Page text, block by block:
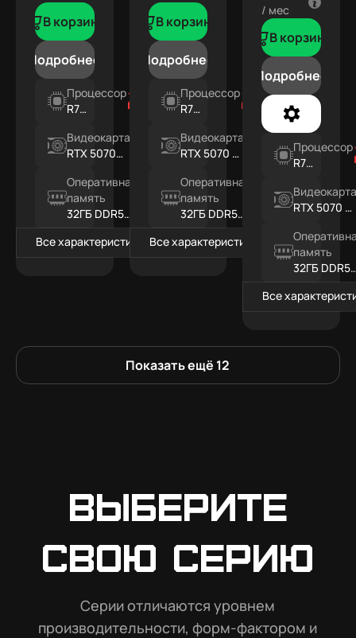
Показать ещё 12
В корзину
Подробнее
Процессор
R7
Видеокарта
RTX 5070
Оперативная
память
32ГБ DDR5
RGB
Все характеристики
В корзину
Подробнее
Процессор
R7
Видеокарта
RTX 5070 Ti
Оперативная
память
32ГБ DDR5
RGB
Все характеристики
/ мес
В корзину
Подробнее
Процессор
R7
RTX 5070 Ti
память
32ГБ DDR5
RGB
Все
Выберите
свою серию
Серии отличаются уровнем
производительности, форм-фактором и